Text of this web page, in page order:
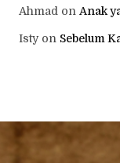
Ahmad on Anak
Istyon Sebelum